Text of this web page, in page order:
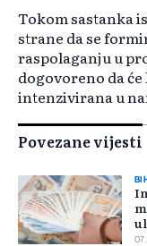
Tokom sastanka
strane da se
raspolaganju u
dogovoreno da
intenzivirana u
Povezane vijesti
BIH